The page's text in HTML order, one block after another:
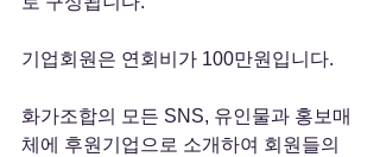
기업회원은 연회비가 100만원입니다.
화가조합의 모든 SNS, 유인물과 홍보매
체에 후원기업으로 소개하여 회원들의